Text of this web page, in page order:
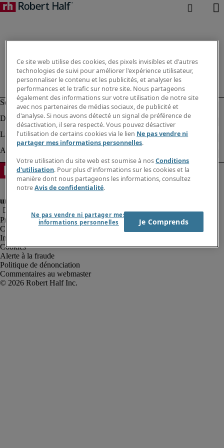
Protection des données personnelles
Conditions d’utilisation
Informations sur la société
Cookies
Alerte à la fraude
Politique de dénonciation
Commentaires au webmaster
Ce site web utilise des cookies, des pixels invisibles et d'autres
technologies de suivi pour améliorer l'expérience utilisateur,
personnaliser le contenu et les publicités, et analyser les
performances et le trafic sur notre site. Nous partageons
également des informations sur votre utilisation de notre site
avec nos partenaires de médias sociaux, de publicité et
d'analyse. Si nous avons détecté un signal de préférence de
désactivation, il sera respecté. Vous pouvez désactiver
l'utilisation de certains cookies via le lien Ne pas vendre ni
partager mes informations personnelles.
Votre utilisation du site web est soumise à nosConditions
d'utilisation. Pour plus d'informations sur les cookies et la
manière dont nous partageons les informations, consultez
notreAvis de confidentialité.
Ne pas vendre ni partager mes
informations personnelles
Je Comprends